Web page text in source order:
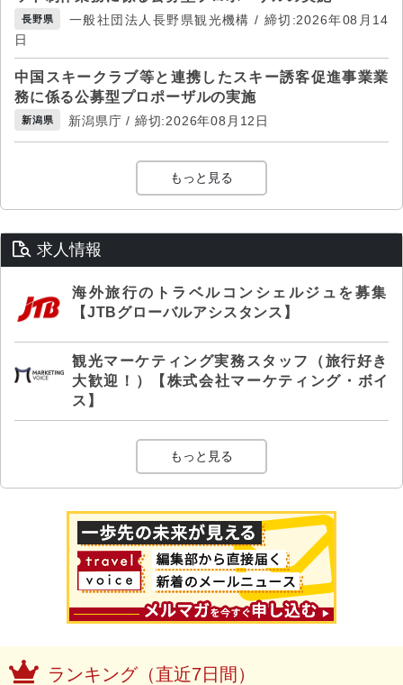
長野県
一般社団法人長野県観光機構 / 締切:2026年08月14
日
中国スキークラブ等と連携したスキー誘客促進事業業
務に係る公募型プロポーザルの実施
新潟県 新潟県庁 / 締切:2026年08月12日
もっと見る
求人情報
海外旅行のトラベルコンシェルジュを募集
【JTBグローバルアシスタンス】
観光マーケティング実務スタッフ（旅行好き
大歓迎！）【株式会社マーケティング・ボイ
ス】
もっと見る
ランキング（直近7日間）